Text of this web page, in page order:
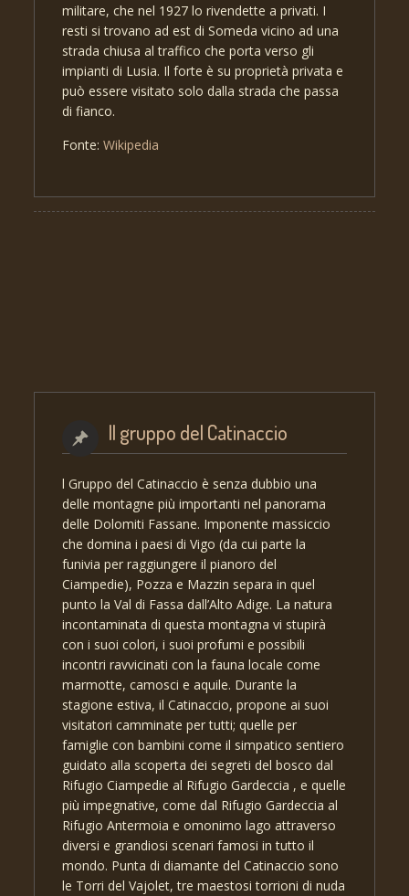
militare, che nel 1927 lo rivendette a privati. I
resti si trovano ad est di Someda vicino ad una
strada chiusa al traffico che porta verso gli
impianti di Lusia. Il forte è su proprietà privata e
può essere visitato solo dalla strada che passa
di fianco.
Fonte:Wikipedia
Il gruppo del Catinaccio
l Gruppo del Catinaccio è senza dubbio una
delle montagne più importanti nel panorama
delle Dolomiti Fassane. Imponente massiccio
che domina i paesi di Vigo (da cui parte la
funivia per raggiungere il pianoro del
Ciampedie), Pozza e Mazzin separa in quel
punto la Val di Fassa dall’Alto Adige. La natura
incontaminata di questa montagna vi stupirà
con i suoi colori, i suoi profumi e possibili
incontri ravvicinati con la fauna locale come
marmotte, camosci e aquile. Durante la
stagione estiva, il Catinaccio, propone ai suoi
visitatori camminate per tutti; quelle per
famiglie con bambini come il simpatico sentiero
guidato alla scoperta dei segreti del bosco dal
Rifugio Ciampedie al Rifugio Gardeccia , e quelle
più impegnative, come dal Rifugio Gardeccia al
Rifugio Antermoia e omonimo lago attraverso
diversi e grandiosi scenari famosi in tutto il
mondo. Punta di diamante del Catinaccio sono
le Torri del Vajolet, tre maestosi torrioni di nuda